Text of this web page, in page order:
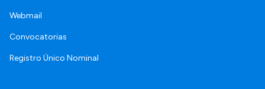
Webmail
Convocatorias
Registro Único Nominal